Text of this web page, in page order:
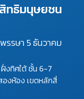
ทธิมนุษยชน
รรษา 5 ธันวาคม
งทิศใต้ ชั้น 6-7
องห้อง เขตหลักสี่